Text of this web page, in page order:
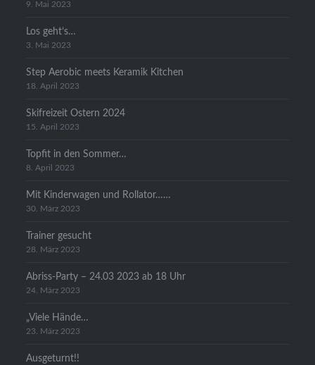
9. Mai 2023
Los geht’s…
3. Mai 2023
Step Aerobic meets Keramik Kitchen
18. April 2023
Skifreizeit Ostern 2024
15. April 2023
Topfit in den Sommer…
8. April 2023
Mit Kinderwagen und Rollator……
30. März 2023
Trainer gesucht
28. März 2023
Abriss-Party – 24.03 2023 ab 18 Uhr
24. März 2023
„Viele Hände…
23. März 2023
Ausgeturnt!!